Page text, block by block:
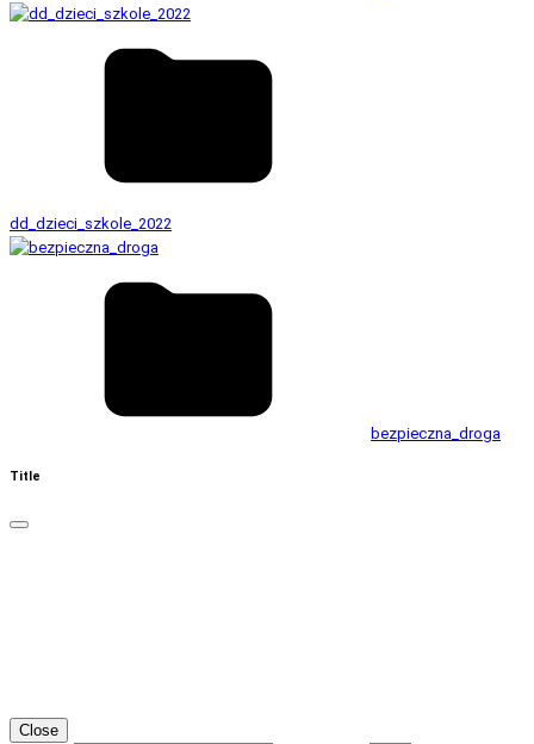
dd_dzieci_szkole_2022
bezpieczna_droga
Title
Close